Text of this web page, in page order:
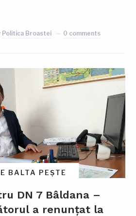
Politica Broastei 0 comments
BALTA PEȘTE
DN 7 Bâldana –
a renunțat la